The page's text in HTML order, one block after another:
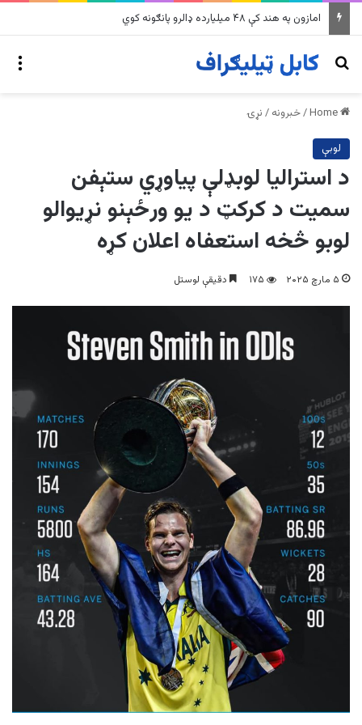
په وینزویلا کې زورورو زلزلو پراخ زیانونه اړولي
Search for
/خبرونه / نړۍ
لوبې
د استرالیا لوبډلې پیاوړي ستېفن
سمیت د کرکټ د یو ورځېنو نړیوالو
لوبو څخه استعفاه اعلان کړه
۵ مارچ ۲۰۲۵ ۱۷۵ دقیقې لوستل